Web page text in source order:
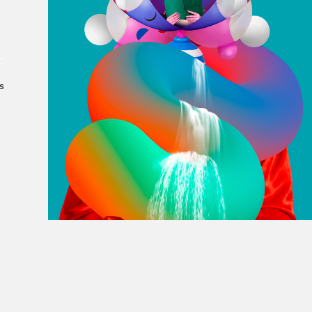
À propos du Salon
Liste des exposant·e·s
Liste des auteur·rice·s